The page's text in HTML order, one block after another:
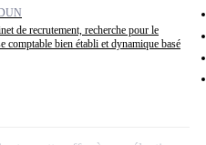
de recrutement, recherche pour le
comptable bien établi et dynamique basé